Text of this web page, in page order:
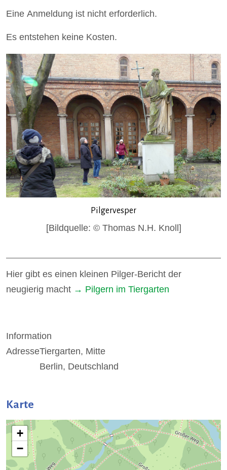
Eine Anmeldung ist nicht erforderlich.
Es entstehen keine Kosten.
Pilgervesper
[Bildquelle: © Thomas N.H. Knoll]
Hier gibt es einen kleinen Pilger-Bericht der
neugierig macht → Pilgern im Tiergarten
Information
AdresseTiergarten, Mitte
Berlin, Deutschland
Karte
+
−